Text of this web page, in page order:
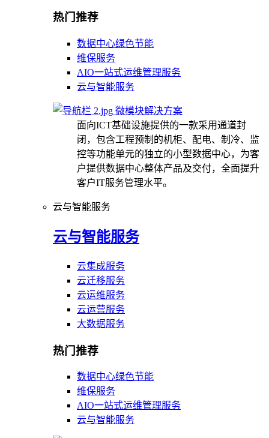
热门推荐
数据中心绿色节能
维保服务
AIO一站式运维管理服务
云与智能服务
微模块解决方案
面向ICT基础设施提供的一款采用通道封
闭，包含工程预制的机柜、配电、制冷、监
控等功能单元的独立的小型数据中心，为客
户提供数据中心整体产品及交付，全面提升
客户IT服务管理水平。
云与智能服务
云与智能服务
云集成服务
云迁移服务
云运维服务
云运营服务
大数据服务
热门推荐
数据中心绿色节能
维保服务
AIO一站式运维管理服务
云与智能服务